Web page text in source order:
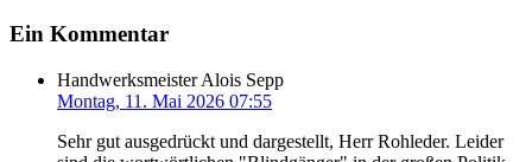
Ein Kommentar
Handwerksmeister Alois Sepp
Montag, 11. Mai 2026 07:55
Sehr gut ausgedrückt und dargestellt, Herr Rohleder. Leider